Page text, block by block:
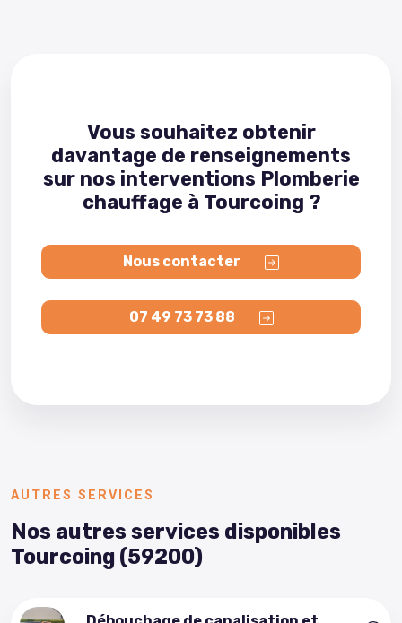
Vous souhaitez obtenir
davantage de renseignements
sur nos interventions Plomberie
chauffage à Tourcoing ?
Nous contacter
07 49 73 73 88
AUTRES SERVICES
Nos autres services disponibles
Tourcoing (59200)